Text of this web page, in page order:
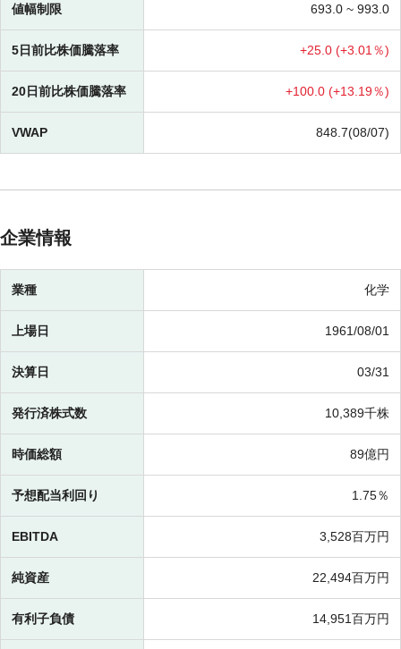
値幅制限 693.0 ~ 993.0
5日前比株価騰落率 +25.0 (+3.01％)
20日前比株価騰落率 +100.0 (+13.19％)
VWAP 848.7(08/07)
企業情報
業種 化学
上場日 1961/08/01
決算日 03/31
発行済株式数 10,389千株
時価総額 89億円
予想配当利回り 1.75％
EBITDA 3,528百万円
純資産 22,494百万円
有利子負債 14,951百万円